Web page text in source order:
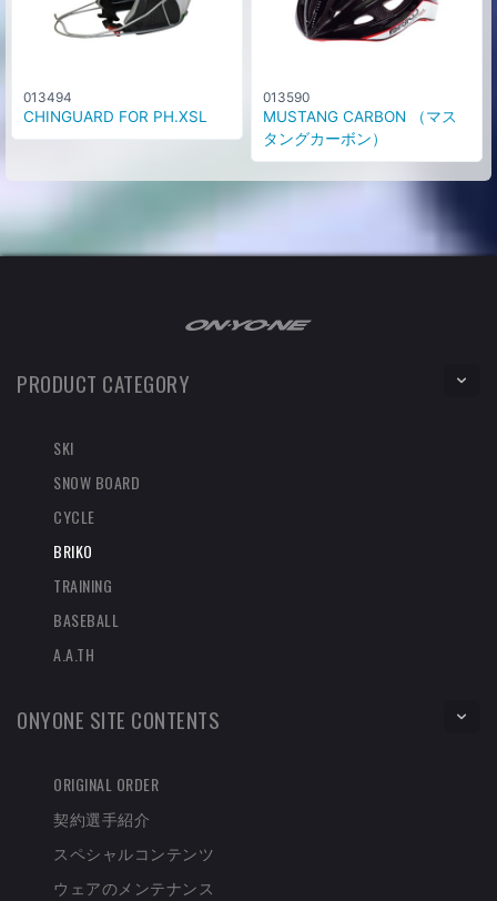
013494
CHINGUARD FOR PH.XSL
013590
MUSTANG CARBON （マス
タングカーボン）
PRODUCT CATEGORY
SKI
SNOW BOARD
CYCLE
BRIKO
TRAINING
BASEBALL
A.A.TH
ONYONE SITE CONTENTS
ORIGINAL ORDER
契約選手紹介
スペシャルコンテンツ
ウェアのメンテナンス